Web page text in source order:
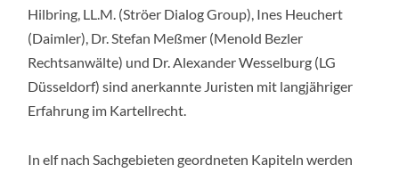
Hilbring, LL.M. (Ströer Dialog Group), Ines Heuchert
(Daimler), Dr. Stefan Meßmer (Menold Bezler
Rechtsanwälte) und Dr. Alexander Wesselburg (LG
Düsseldorf) sind anerkannte Juristen mit langjähriger
Erfahrung im Kartellrecht.
In elf nach Sachgebieten geordneten Kapiteln werden